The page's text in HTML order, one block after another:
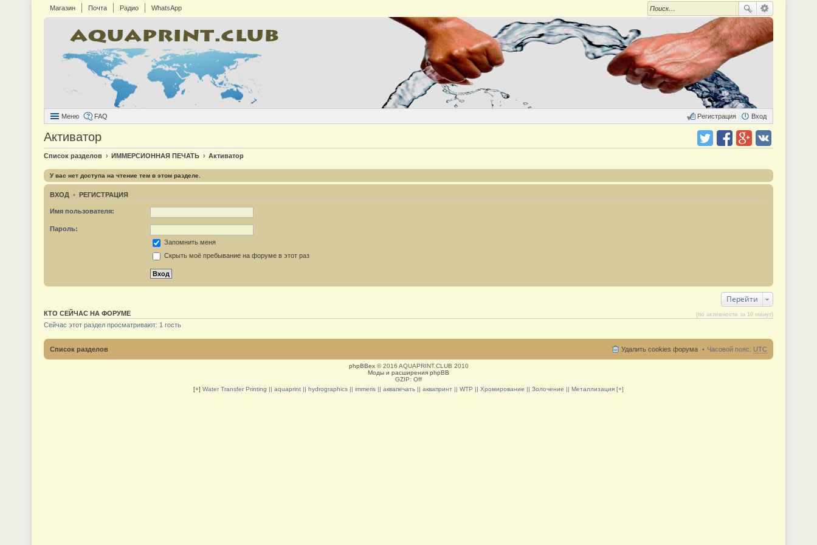
Магазин Почта Радио WhatsApp
Меню FAQ Вход
Регистрация
Активатор
Список разделов ИММЕРСИОННАЯ ПЕЧАТЬ Активатор
У вас нет доступа на чтение тем в этом разделе.
ВХОД • РЕГИСТРАЦИЯ
Имя пользователя:
Пароль:
Запомнить меня
Скрыть моё пребывание на форуме в этот раз
Перейти
КТО СЕЙЧАС НА ФОРУМЕ (по активности за 10 минут)
Сейчас этот раздел просматривают: 1 гость
Список разделов Часовой пояс: UTC
Удалить cookies форума
phpBBex© 2016 AQUAPRINT.CLUB 2010
Моды и расширения phpBB
GZIP: Off
[+] Water Transfer Printing || aquaprint || hydrographics || immeris || аквапечать || аквапринт || WTP || Хромирование || Золочение || Металлизация [+]